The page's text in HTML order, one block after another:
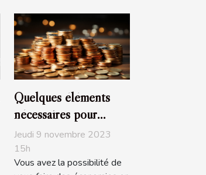
Quelques éléments
nécessaires pour
baisser le prix de son
prêt personnel
Jeudi 9 novembre 2023
15h
Vous avez la possibilité de